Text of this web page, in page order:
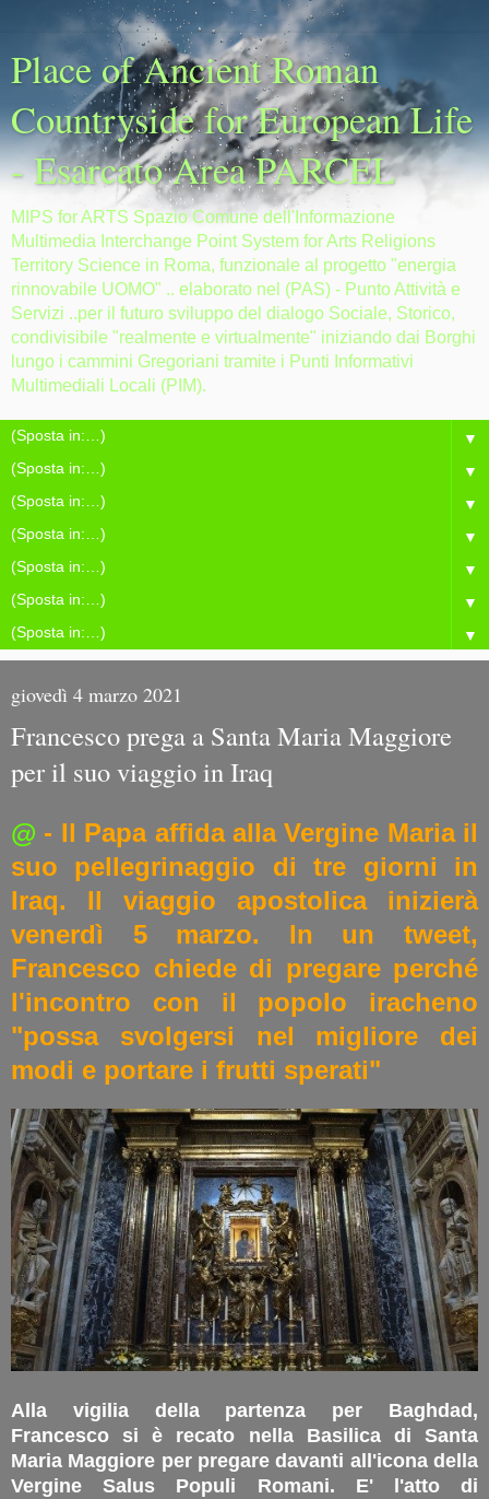
Place of Ancient Roman
Countryside for European Life
- Esarcato Area PARCEL
MIPS for ARTS Spazio Comune dell'Informazione
Multimedia Interchange Point System for Arts Religions
Territory Science in Roma, funzionale al progetto "energia
rinnovabile UOMO" .. elaborato nel (PAS) - Punto Attività e
Servizi ..per il futuro sviluppo del dialogo Sociale, Storico,
condivisibile "realmente e virtualmente" iniziando dai Borghi
lungo i cammini Gregoriani tramite i Punti Informativi
Multimediali Locali (PIM).
▼
▼
▼
▼
▼
▼
▼
giovedì 4 marzo 2021
Francesco prega a Santa Maria Maggiore
per il suo viaggio in Iraq
@ - Il Papa affida alla Vergine Maria il
suo pellegrinaggio di tre giorni in
Iraq. Il viaggio apostolica inizierà
venerdì 5 marzo. In un tweet,
Francesco chiede di pregare perché
l'incontro con il popolo iracheno
"possa svolgersi nel migliore dei
modi e portare i frutti sperati"
Alla vigilia della partenza per Baghdad,
Francesco si è recato nella Basilica di Santa
Maria Maggiore per pregare davanti all'icona della
Vergine Salus Populi Romani. E' l'atto di